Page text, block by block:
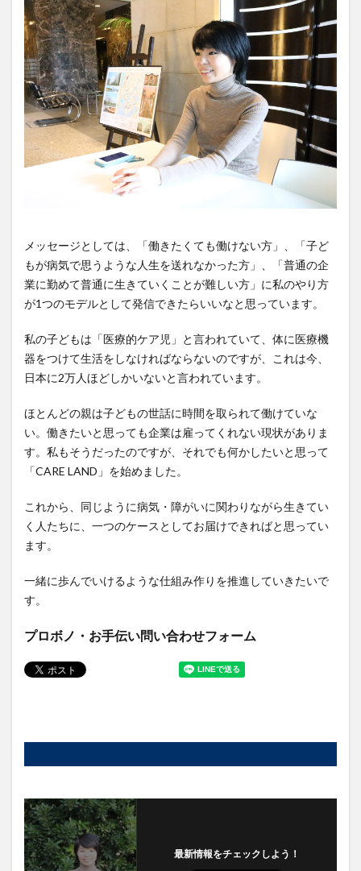
メッセージとしては、「働きたくても働けない方」、「子ど
もが病気で思うような人生を送れなかった方」、「普通の企
業に勤めて普通に生きていくことが難しい方」に私のやり方
が1つのモデルとして発信できたらいいなと思っています。
私の子どもは「医療的ケア児」と言われていて、体に医療機
器をつけて生活をしなければならないのですが、これは今、
日本に2万人ほどしかいないと言われています。
ほとんどの親は子どもの世話に時間を取られて働けていな
い。働きたいと思っても企業は雇ってくれない現状がありま
す。私もそうだったのですが、それでも何かしたいと思って
「CARE LAND」を始めました。
これから、同じように病気・障がいに関わりながら生きてい
く人たちに、一つのケースとしてお届けできればと思ってい
ます。
一緒に歩んでいけるような仕組み作りを推進していきたいで
す。
プロボノ・お手伝い問い合わせフォーム
最新情報をチェックしよう！